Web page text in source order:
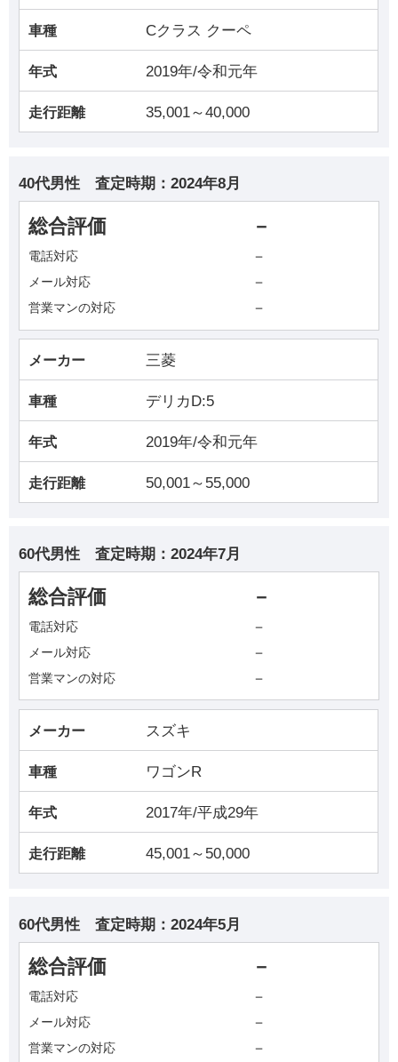
車種 Cクラス クーペ
年式 2019年/令和元年
走行距離 35,001～40,000
40代男性 査定時期： 2024年8月
総合評価 －
電話対応 －
メール対応 －
営業マンの対応 －
メーカー 三菱
車種 デリカD:5
年式 2019年/令和元年
走行距離 50,001～55,000
60代男性 査定時期： 2024年7月
総合評価 －
電話対応 －
メール対応 －
営業マンの対応 －
メーカー スズキ
車種 ワゴンR
年式 2017年/平成29年
走行距離 45,001～50,000
60代男性 査定時期： 2024年5月
総合評価 －
電話対応 －
メール対応 －
営業マンの対応 －